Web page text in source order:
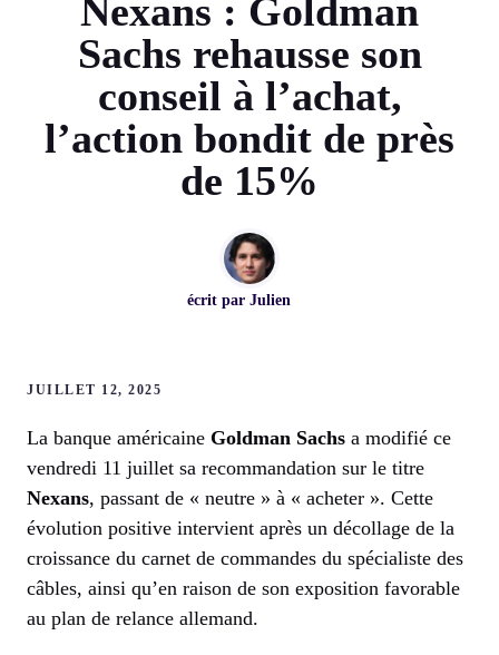
Nexans : Goldman
Sachs rehausse son
conseil à l’achat,
l’action bondit de près
de 15%
écrit par Julien
JUILLET 12, 2025
La banque américaine Goldman Sachs a modifié ce
vendredi 11 juillet sa recommandation sur le titre
Nexans, passant de « neutre » à « acheter ». Cette
évolution positive intervient après un décollage de la
croissance du carnet de commandes du spécialiste des
câbles, ainsi qu’en raison de son exposition favorable
au plan de relance allemand.